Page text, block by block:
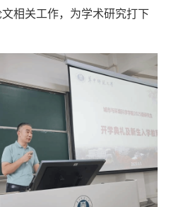
相关工作，为学术研究打下